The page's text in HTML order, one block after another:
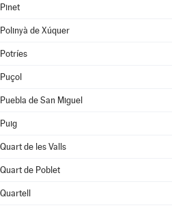
Pinet
Polinyà de Xúquer
Potríes
Puçol
Puebla de San Miguel
Puig
Quart de les Valls
Quart de Poblet
Quartell